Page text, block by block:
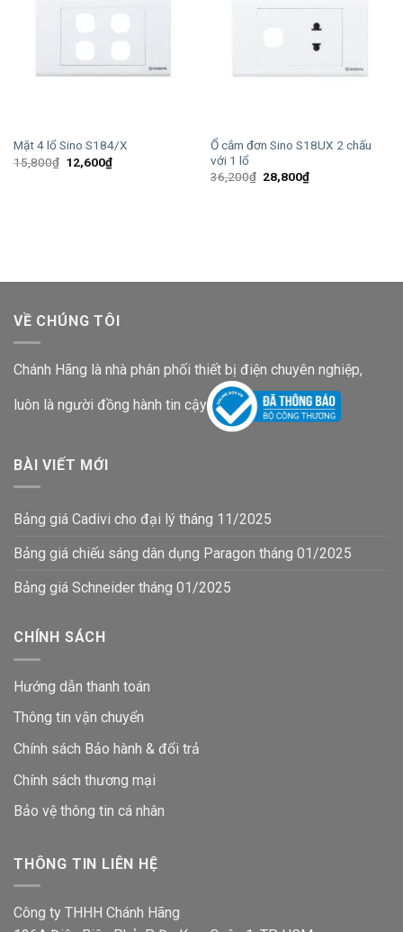
Mặt 4 lổ Sino S184/X
15,800₫ Giá
gốc
12,600₫Giá
hiện
Ổ cắm đơn Sino S18UX 2 chấu
với 1 lổ
36,200₫ Giá
gốc
28,800₫Giá
hiện
VỀ CHÚNG TÔI
Chánh Hãng là nhà phân phối thiết bị điện chuyên nghiệp,
luôn là người đồng hành tin cậy
BÀI VIẾT MỚI
Bảng giá Cadivi cho đại lý tháng 11/2025
Bảng giá chiếu sáng dân dụng Paragon tháng 01/2025
Bảng giá Schneider tháng 01/2025
CHÍNH SÁCH
Hướng dẫn thanh toán
Thông tin vận chuyển
Chính sách Bảo hành & đổi trả
Chính sách thương mại
Bảo vệ thông tin cá nhân
THÔNG TIN LIÊN HỆ
Công ty THHH Chánh Hãng